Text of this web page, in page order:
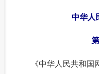
中华人
《中华人民共和国网